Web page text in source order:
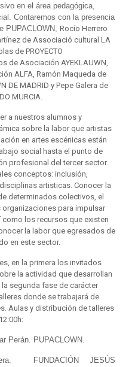
en el área pedagógica,
Contaremos con la presencia
PUPACLOWN, Rocío Herrero
de Associació cultural LA
de PROYECTO
de Asociación AYEKLAUWN,
ALFA, Ramón Maqueda de
DE MADRID y Pepe Galera de
MURCIA.
a nuestros alumnos y
sobre la labor que artistas
en artes escénicas están
social hasta el punto de
profesional del tercer sector.
conceptos: inclusión,
artisticas. Conocer la
determinados colectivos, el
para impulsar
los recursos que existen
la labor que egresados de
en este sector.
en la primera los invitados
la actividad que desarrollan
la segunda fase de carácter
donde se trabajará de
Aulas y distribución de talleres
Perán. PUPACLOWN.
FUNDACIÓN JESÚS